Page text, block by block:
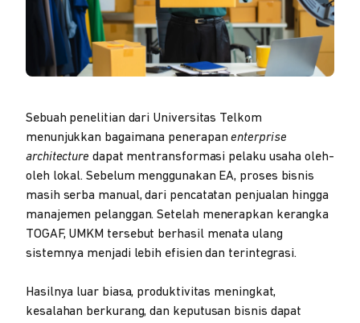
Sebuah penelitian dari Universitas Telkom
menunjukkan bagaimana penerapanenterprise
architecture dapat mentransformasi pelaku usaha oleh-
oleh lokal. Sebelum menggunakan EA, proses bisnis
masih serba manual, dari pencatatan penjualan hingga
manajemen pelanggan. Setelah menerapkan kerangka
TOGAF, UMKM tersebut berhasil menata ulang
sistemnya menjadi lebih efisien dan terintegrasi.
Hasilnya luar biasa, produktivitas meningkat,
kesalahan berkurang, dan keputusan bisnis dapat